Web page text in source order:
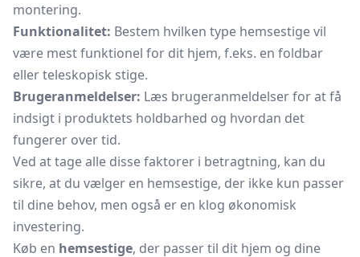
montering.
Funktionalitet: Bestem hvilken type hemsestige vil
være mest funktionel for dit hjem, f.eks. en foldbar
eller teleskopisk stige.
Brugeranmeldelser: Læs brugeranmeldelser for at få
indsigt i produktets holdbarhed og hvordan det
fungerer over tid.
Ved at tage alle disse faktorer i betragtning, kan du
sikre, at du vælger en hemsestige, der ikke kun passer
til dine behov, men også er en klog økonomisk
investering.
Køb en hemsestige, der passer til dit hjem og dine